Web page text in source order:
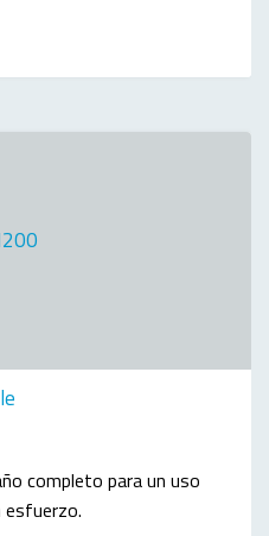
completo para un uso
esfuerzo.